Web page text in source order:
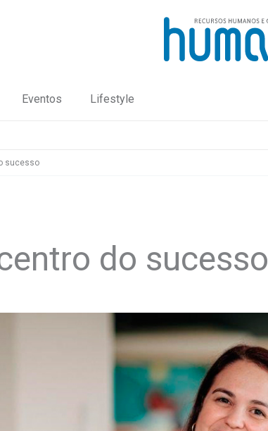
Eventos Lifestyle
sucesso
do sucesso